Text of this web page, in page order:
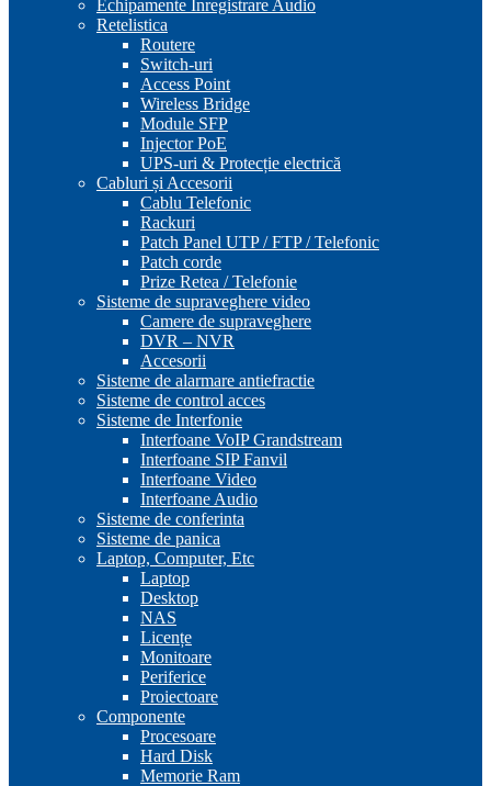
Echipamente Inregistrare Audio
Retelistica
Routere
Switch-uri
Access Point
Wireless Bridge
Module SFP
Injector PoE
UPS-uri & Protecție electrică
Cabluri și Accesorii
Cablu Telefonic
Rackuri
Patch Panel UTP / FTP / Telefonic
Patch corde
Prize Retea / Telefonie
Sisteme de supraveghere video
Camere de supraveghere
DVR – NVR
Accesorii
Sisteme de alarmare antiefractie
Sisteme de control acces
Sisteme de Interfonie
Interfoane VoIP Grandstream
Interfoane SIP Fanvil
Interfoane Video
Interfoane Audio
Sisteme de conferinta
Sisteme de panica
Laptop, Computer, Etc
Laptop
Desktop
NAS
Licențe
Monitoare
Periferice
Proiectoare
Componente
Procesoare
Hard Disk
Memorie Ram